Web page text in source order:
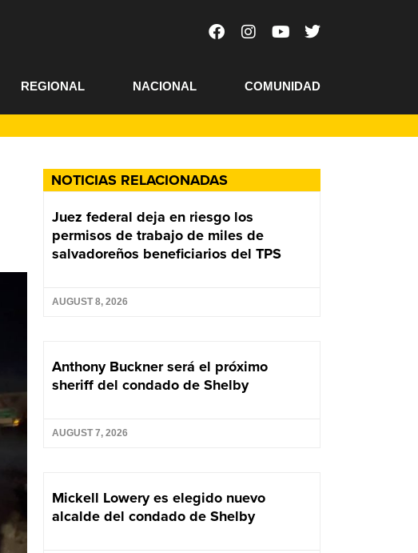
REGIONAL NACIONAL COMUNIDAD
NOTICIAS RELACIONADAS
Juez federal deja en riesgo los
permisos de trabajo de miles de
salvadoreños beneficiarios del TPS
AUGUST 8, 2026
Anthony Buckner será el próximo
sheriff del condado de Shelby
AUGUST 7, 2026
Mickell Lowery es elegido nuevo
alcalde del condado de Shelby